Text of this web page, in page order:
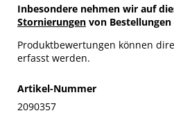
Inbesondere nehmen wir auf
Stornierungen von Bestellungen
Produktbewertungen können
erfasst werden.
Artikel-Nummer
2090357